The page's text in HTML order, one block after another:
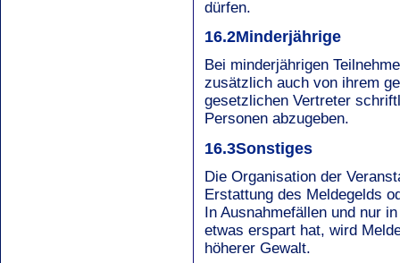
dürfen.
16.2Minderjährige
Bei minderjährigen
zusätzlich auch von ihrem
gesetzlichen Vertreter
Personen abzugeben.
16.3Sonstiges
Die Organisation der
Erstattung des Meldegelds
In Ausnahmefällen und nur
etwas erspart hat, wird
höherer Gewalt.